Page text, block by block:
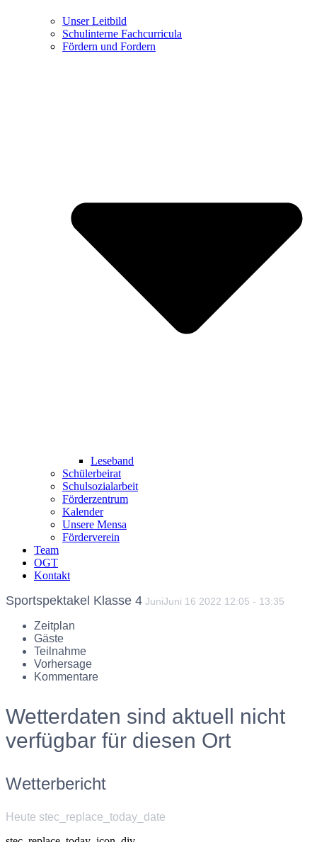
Unser Leitbild
Schulinterne Fachcurricula
Fördern und Fordern
Leseband
Schülerbeirat
Schulsozialarbeit
Förderzentrum
Kalender
Unsere Mensa
Förderverein
Team
OGT
Kontakt
Sportspektakel Klasse 4 JuniJuni 16 2022 12:05 - 13:35
Zeitplan
Gäste
Teilnahme
Vorhersage
Kommentare
Wetterdaten sind aktuell nicht
verfügbar für diesen Ort
Wetterbericht
Heute stec_replace_today_date